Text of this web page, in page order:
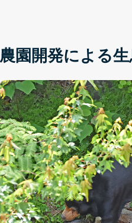
農園開発による